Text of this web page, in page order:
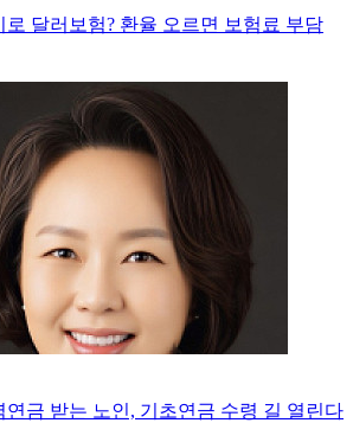
로 달러보험? 환율 오르면 보험료 부담
연금 받는 노인, 기초연금 수령 길 열린다